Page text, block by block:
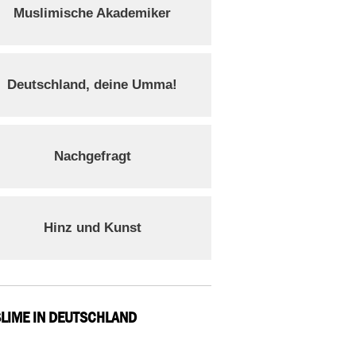
Muslimische Akademiker
Deutschland, deine Umma!
Nachgefragt
Hinz und Kunst
IN DEUTSCHLAND